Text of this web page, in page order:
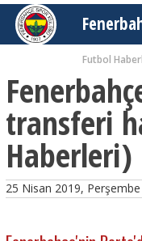
Futbol
transferi
Haberleri)
25 Nisan 2019,